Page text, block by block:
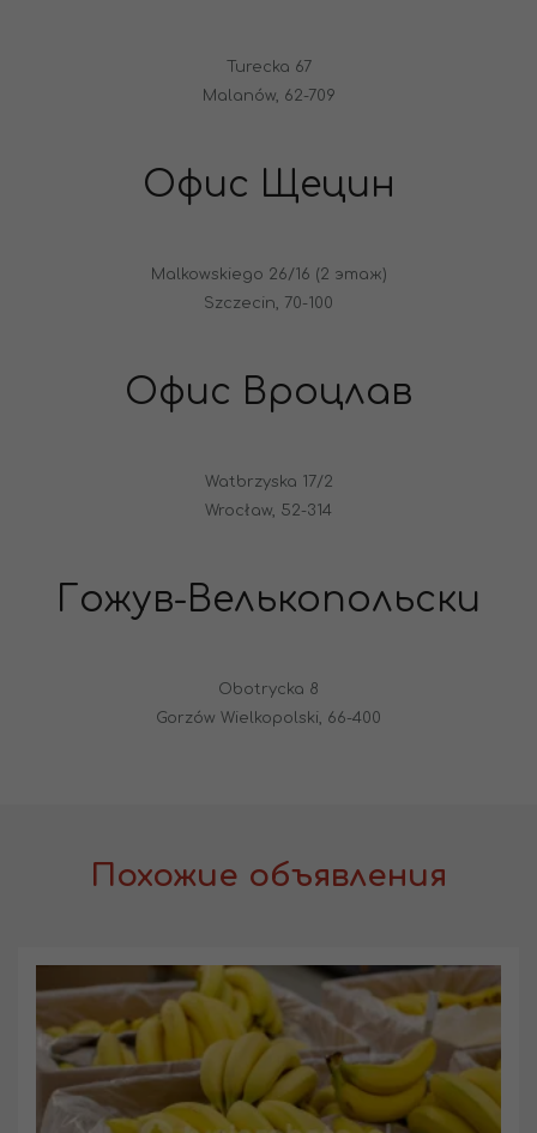
Turecka 67
Malanów, 62-709
Офис Щецин
Malkowskiego 26/16 (2 этаж)
Szczecin, 70-100
Офис Вроцлав
Watbrzyska 17/2
Wrocław, 52-314
Гожув-Велькопольски
Obotrycka 8
Gorzów Wielkopolski, 66-400
Похожие объявления